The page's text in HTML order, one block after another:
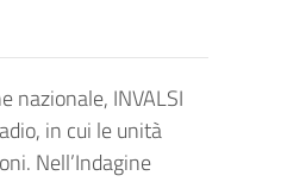
nazionale, INVALSI
in cui le unità
Nell’Indagine